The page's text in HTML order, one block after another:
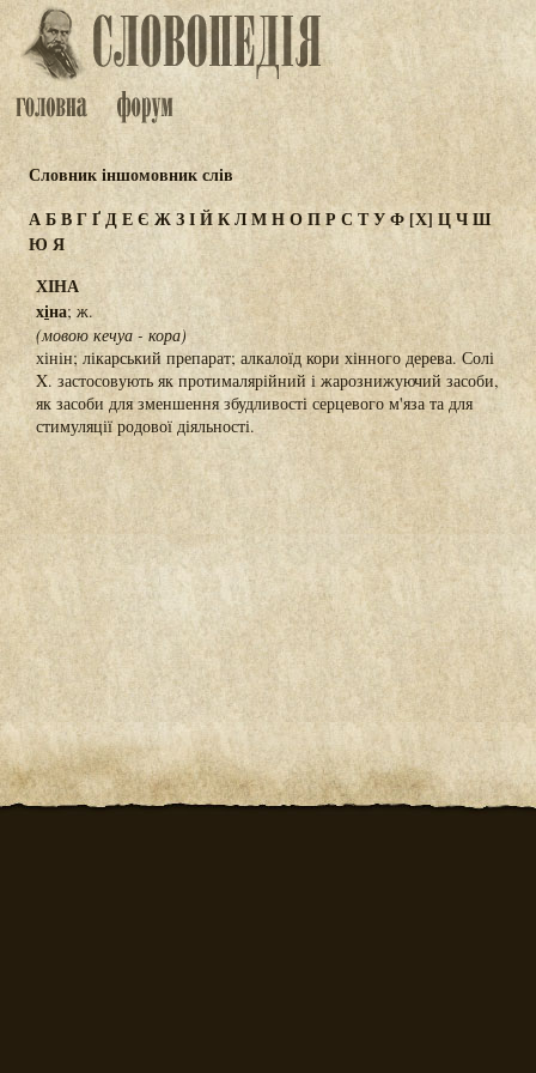
Словник іншомовник слів
АБВГҐДЕЄ ЖЗІЙКЛМНОПР СТУФ[Х] ЦЧШ
Ю Я
ХІНА
хіна; ж.
(мовою кечуа - кора)
хінін; лікарський препарат; алкалоїд кори хінного дерева. Солі
X. застосовують як протималярійний і жарознижуючий засоби,
як засоби для зменшення збудливості серцевого м'яза та для
стимуляції родової діяльності.